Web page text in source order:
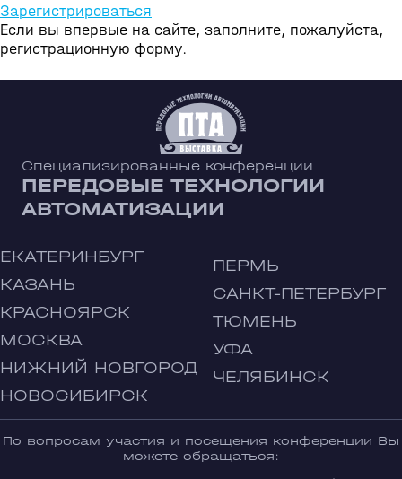
Зарегистрироваться
Если вы впервые на сайте, заполните, пожалуйста,
регистрационную форму.
Специализированные конференции
ПЕРЕДОВЫЕ ТЕХНОЛОГИИ
АВТОМАТИЗАЦИИ
ЕКАТЕРИНБУРГ
КАЗАНЬ
КРАСНОЯРСК
МОСКВА
НИЖНИЙ НОВГОРОД
НОВОСИБИРСК
ПЕРМЬ
САНКТ-ПЕТЕРБУРГ
ТЮМЕНЬ
УФА
ЧЕЛЯБИНСК
По вопросам участия и посещения конференции Вы
можете обращаться: